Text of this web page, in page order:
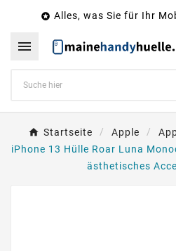
 Alles, was Sie für Ihr

Startseite Apple
iPhone 13 Hülle Roar Luna
ästhetisches